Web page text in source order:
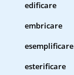
edificare
embricare
esemplificare
esterificare